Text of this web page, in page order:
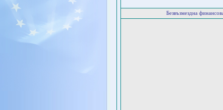
Безвъзмездна